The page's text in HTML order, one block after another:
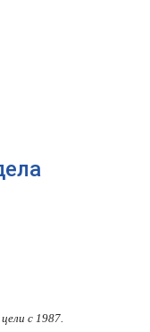
с 1987.